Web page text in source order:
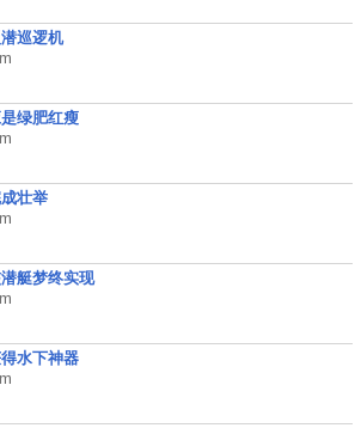
巡逻机
绿肥红瘦
壮举
艇梦终实现
水下神器